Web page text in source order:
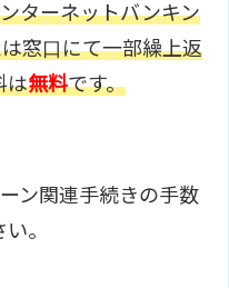
ターネットバンキン
窓口にて一部繰上返
は無料です。
ン関連手続きの手数
。